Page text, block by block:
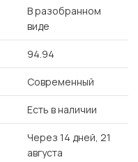
В разобранном
виде
94.94
Современный
Есть в наличии
Через 14 дней, 21
августа